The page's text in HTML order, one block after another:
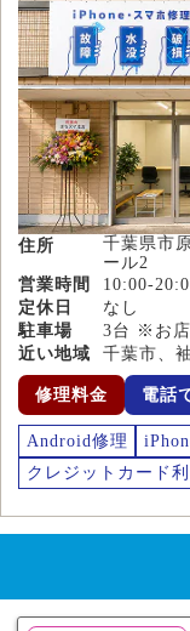
住所
千葉県市
ール2
営業時間
10:00-
定休日
なし
駐車場
3台 ※お店
近い地域
千葉市、
修理料金 電話
Android修理
クレジットカード